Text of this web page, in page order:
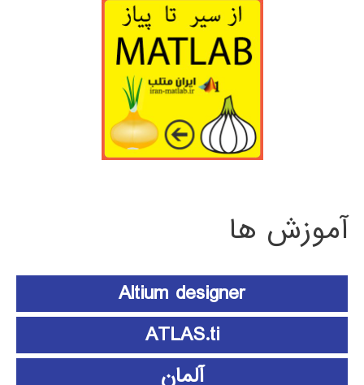
آموزش ها
Altium designer
ATLAS.ti
آلمان